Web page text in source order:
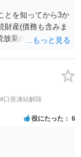
とを知ってから3か
財産(債務も含みま
棄の申述が認め
い旨告げて必要な
、お父様の債務が
、相続放棄の申述
士に相談するこ
だいた事実関係
をされている可能
#口座凍結解除
役にたった 6